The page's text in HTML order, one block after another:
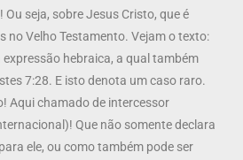
seja, sobre Jesus Cristo, que é
no Velho Testamento. Vejam o texto:
expressão hebraica, a qual também
7:28. E isto denota um caso raro.
Aqui chamado de intercessor
Que não somente declara
ele, ou como também pode ser